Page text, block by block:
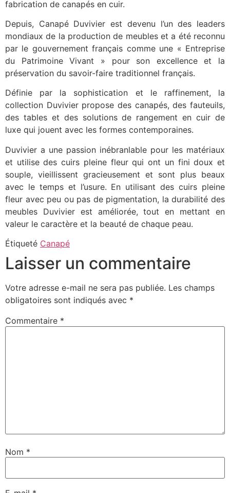
fabrication de canapés en cuir.
Depuis, Canapé Duvivier est devenu l’un des leaders
mondiaux de la production de meubles et a été reconnu
par le gouvernement français comme une « Entreprise
du Patrimoine Vivant » pour son excellence et la
préservation du savoir-faire traditionnel français.
Définie par la sophistication et le raffinement, la
collection Duvivier propose des canapés, des fauteuils,
des tables et des solutions de rangement en cuir de
luxe qui jouent avec les formes contemporaines.
Duvivier a une passion inébranlable pour les matériaux
et utilise des cuirs pleine fleur qui ont un fini doux et
souple, vieillissent gracieusement et sont plus beaux
avec le temps et l’usure. En utilisant des cuirs pleine
fleur avec peu ou pas de pigmentation, la durabilité des
meubles Duvivier est améliorée, tout en mettant en
valeur le caractère et la beauté de chaque peau.
Étiqueté Canapé
Laisser un commentaire
Votre adresse e-mail ne sera pas publiée. Les champs
obligatoires sont indiqués avec *
Commentaire *
Nom *